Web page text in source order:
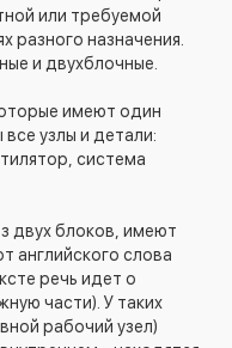
или требуемой
разного назначения.
и двухблочные.
имеют один
узлы и детали:
система
двух блоков, имеют
английского слова
речь идет о
части). У таких
рабочий узел)